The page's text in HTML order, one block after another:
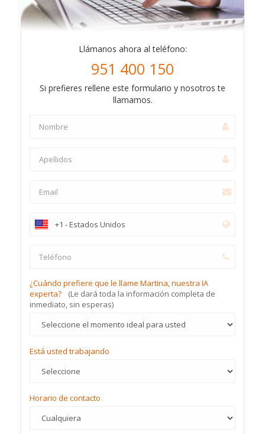
Llámanos ahora al teléfono:
951 400 150
Si prefieres rellene este formulario y nosotros te
llamamos.
¿Cuándo prefiere que le llame Martina, nuestra IA
experta?
(Le dará toda la información completa de
inmediato, sin esperas)
Está usted trabajando
Horario de contacto